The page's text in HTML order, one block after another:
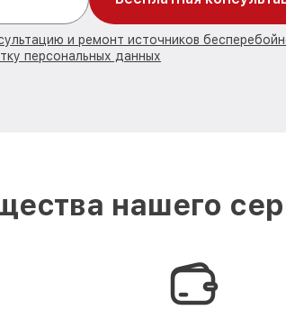
и ремонт источников
персональных данных
нашего